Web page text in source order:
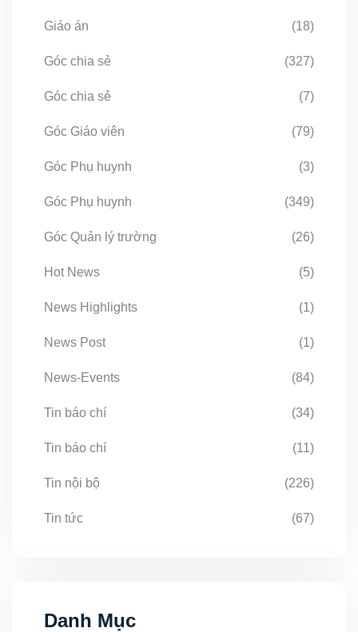
Giáo án (18)
Góc chia sẻ (327)
Góc chia sẻ (7)
Góc Giáo viên (79)
Góc Phụ huynh (3)
Góc Phụ huynh (349)
Góc Quản lý trường (26)
Hot News (5)
News Highlights (1)
News Post (1)
News-Events (84)
Tin báo chí (34)
Tin báo chí (11)
Tin nội bộ (226)
Tin tức (67)
Danh Mục